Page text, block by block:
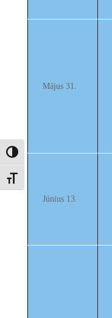
Nagy kontraszt váltása
Betűméret váltása
Május 31.
Június 13.